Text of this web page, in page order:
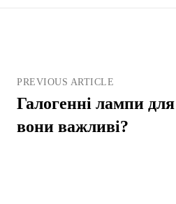
PREVIOUS ARTICLE
Галогенні лампи
вони важливі?